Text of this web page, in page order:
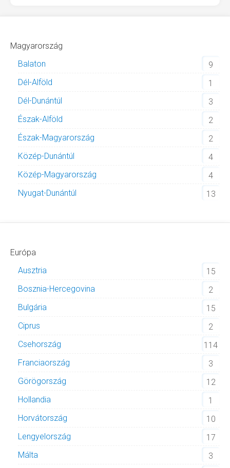
Magyarország
Balaton
9
Dél-Alföld
1
Dél-Dunántúl
3
Észak-Alföld
2
Észak-Magyarország
2
Közép-Dunántúl
4
Közép-Magyarország
4
Nyugat-Dunántúl
13
Európa
Ausztria
15
Bosznia-Hercegovina
2
Bulgária
15
Ciprus
2
Csehország
114
Franciaország
3
Görögország
12
Hollandia
1
Horvátország
10
Lengyelország
17
Málta
3